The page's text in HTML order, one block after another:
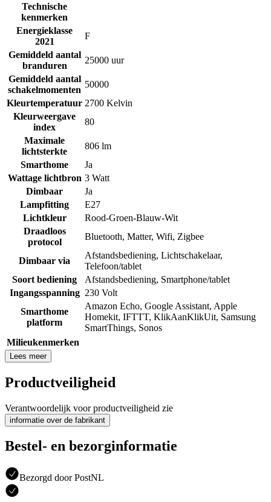
Technische
kenmerken
Energieklasse
2021
F
Gemiddeld aantal
branduren
25000 uur
Gemiddeld aantal
schakelmomenten
50000
Kleurtemperatuur 2700 Kelvin
Kleurweergave
index
80
Maximale
lichtsterkte
806 lm
Smarthome
Ja
Wattage lichtbron 3 Watt
Dimbaar
Ja
Lampfitting
E27
Lichtkleur
Rood-Groen-Blauw-Wit
Draadloos
protocol
Bluetooth, Matter, Wifi, Zigbee
Dimbaar via
Afstandsbediening, Lichtschakelaar,
Telefoon/tablet
Soort bediening
Afstandsbediening, Smartphone/tablet
Ingangsspanning 230 Volt
Smarthome
platform
Amazon Echo, Google Assistant, Apple
Homekit, IFTTT, KlikAanKlikUit, Samsung
SmartThings, Sonos
Milieukenmerken
Lees meer
Productveiligheid
Verantwoordelijk voor productveiligheid zie
informatie over de fabrikant
Bestel- en bezorginformatie
Bezorgd door PostNL